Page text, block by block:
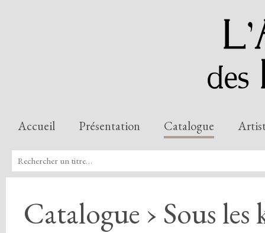
Accueil Présentation Catalogue
Catalogue › Sous